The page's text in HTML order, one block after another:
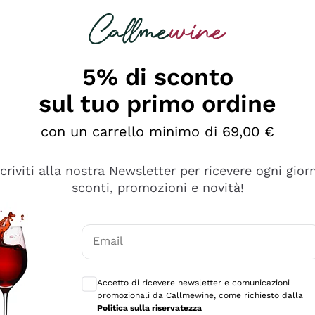
diversi e con un ampio range di prezzo. Le
5% di sconto
sul tuo primo ordine
con un carrello minimo di 69,00 €
alla nostra Newsletter per ricevere ogni
sconti, promozioni e novità!
Email
Accetto di ricevere newsletter e comunicazioni
promozionali da Callmewine, come richiesto dalla
Politica sulla riservatezza